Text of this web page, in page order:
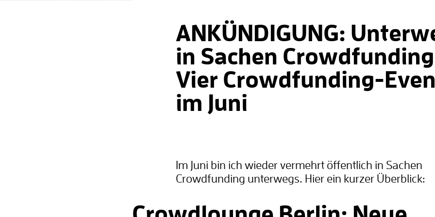
ANKÜNDIGUNG:
in Sachen
Vier Crowdfunding-
im Juni
Im Juni bin ich wieder vermehrt öffentlich in Sachen
Crowdfunding unterwegs. Hier ein kurzer Überblick: